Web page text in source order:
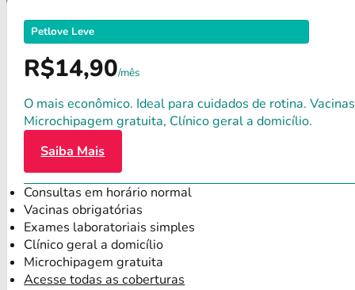
Petlove Leve
R$14,90/mês
O mais econômico. Ideal para cuidados de rotina.
Microchipagem gratuita, Clínico geral a domicílio.
Saiba Mais
Consultas em horário normal
Vacinas obrigatórias
Exames laboratoriais simples
Clínico geral a domicílio
Microchipagem gratuita
Acesse todas as coberturas